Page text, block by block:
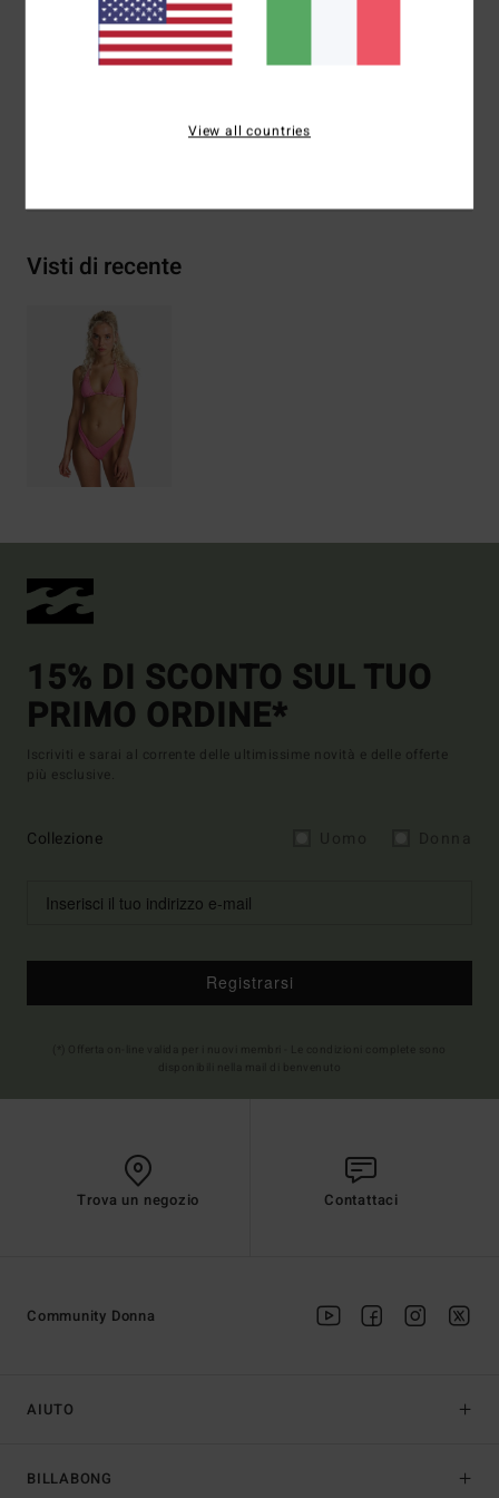
Piastra marcata in metallo
Composizione[Tessuto principale] 83% poliestere
Visti di recente
15% DI SCONTO SUL TUO
PRIMO ORDINE*
Iscriviti e sarai al corrente delle ultimissime novità e delle offerte
più esclusive.
Collezione
Registrarsi
Trova un negozio Contattaci
AIUTO
BILLABONG
Community Donna
View all countries